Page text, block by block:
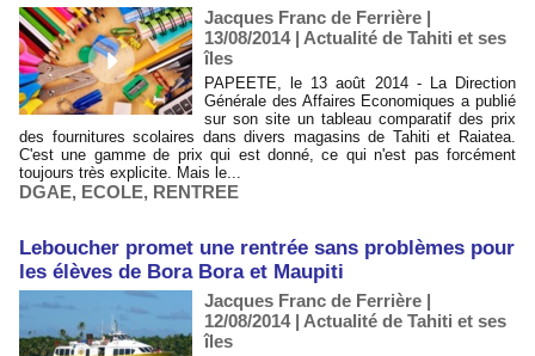
Jacques Franc de Ferrière |
13/08/2014| Actualité de Tahiti et ses
îles
PAPEETE, le 13 août 2014 - La Direction
Générale des Affaires Economiques a publié
sur son site un tableau comparatif des prix
des fournitures scolaires dans divers magasins de Tahiti et Raiatea.
C'est une gamme de prix qui est donné, ce qui n'est pas forcément
toujours très explicite. Mais le...
DGAE, ECOLE, RENTREE
Leboucher promet une rentrée sans problèmes pour
les élèves de Bora Bora et Maupiti
Jacques Franc de Ferrière |
12/08/2014| Actualité de Tahiti et ses
îles